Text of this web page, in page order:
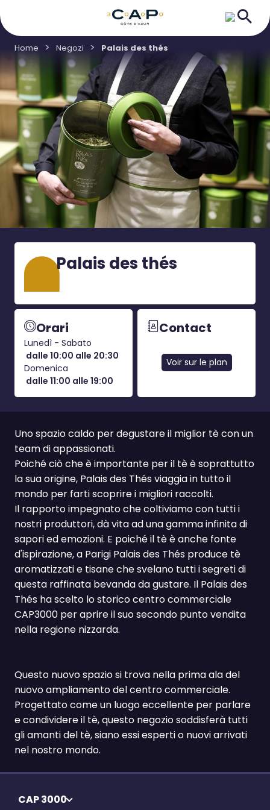
Home Negozi Palais des thés
Palais des thés
Orari
Lunedì - Sabato
dalle 10:00 alle 20:30
Domenica
dalle 11:00 alle 19:00
Contact
Voir sur le plan
Uno spazio caldo per degustare il miglior tè con un
team di appassionati.
Poiché ciò che è importante per il tè è soprattutto
la sua origine, Palais des Thés viaggia in tutto il
mondo per farti scoprire i migliori raccolti.
Il rapporto impegnato che coltiviamo con tutti i
nostri produttori, dà vita ad una gamma infinita di
sapori ed emozioni. E poiché il tè è anche fonte
d'ispirazione, a Parigi Palais des Thés produce tè
aromatizzati e tisane che svelano tutti i segreti di
questa raffinata bevanda da gustare. Il Palais des
Thés ha scelto lo storico centro commerciale
CAP3000 per aprire il suo secondo punto vendita
nella regione nizzarda.
Questo nuovo spazio si trova nella prima ala del
nuovo ampliamento del centro commerciale.
Progettato come un luogo eccellente per parlare
e condividere il tè, questo negozio soddisferà tutti
gli amanti del tè, siano essi esperti o nuovi arrivati
nel nostro mondo.
CAP 3000